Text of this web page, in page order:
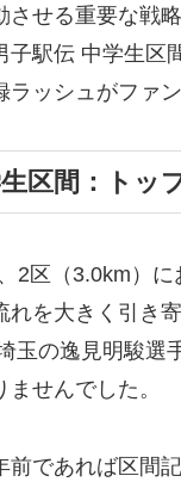
せる重要な戦
子駅伝 中学生区
ッシュがファ
区間：トッ
2区（3.0km）
を大きく引き寄
玉の逸見明駿
せんでした。
前であれば区間